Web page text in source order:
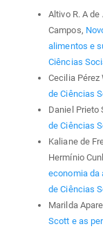
Altivo R. A
Campos,
alimentos e
Ciências
Cecilia Pérez
de Ciências
Daniel Prieto
de Ciências
Kaliane de
Hermínio
economia da
de Ciências
Marilda
Scott e as